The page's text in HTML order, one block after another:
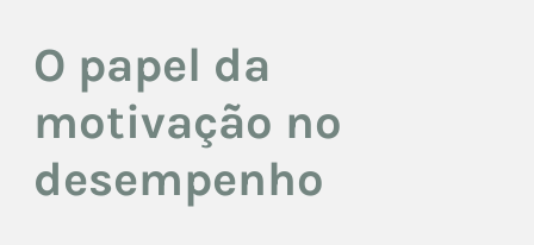
O papel da
motivação no
desempenho